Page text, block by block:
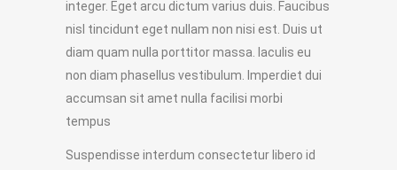
integer. Eget arcu dictum varius duis. Faucibus
nisl tincidunt eget nullam non nisi est. Duis ut
diam quam nulla porttitor massa. Iaculis eu
non diam phasellus vestibulum. Imperdiet dui
accumsan sit amet nulla facilisi morbi
tempus
Suspendisse interdum consectetur libero id